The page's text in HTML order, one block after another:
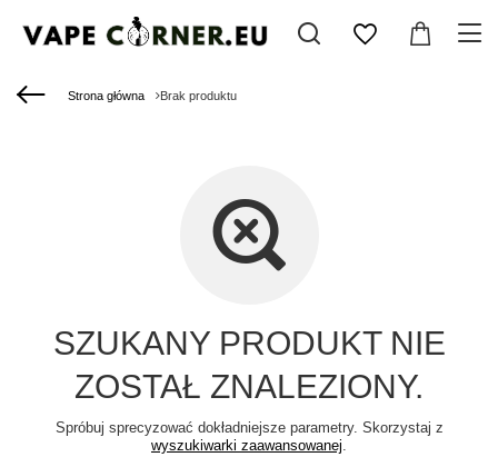
Strona główna Brak produktu
SZUKANY PRODUKT NIE
ZOSTAŁ ZNALEZIONY.
Spróbuj sprecyzować dokładniejsze parametry. Skorzystaj z
wyszukiwarki zaawansowanej.